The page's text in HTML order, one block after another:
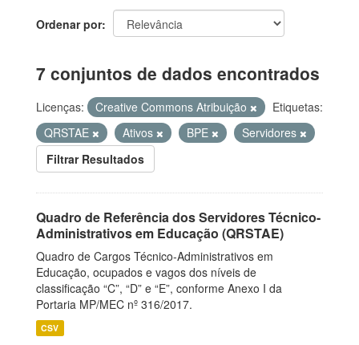
Ordenar por
7 conjuntos de dados encontrados
Licenças: Creative Commons Atribuição
Etiquetas:
QRSTAE
Ativos BPE
Servidores
Filtrar Resultados
Quadro de Referência dos Servidores Técnico-
Administrativos em Educação (QRSTAE)
Quadro de Cargos Técnico-Administrativos em
Educação, ocupados e vagos dos níveis de
classificação “C”, “D” e “E”, conforme Anexo I da
Portaria MP/MEC nº 316/2017.
CSV